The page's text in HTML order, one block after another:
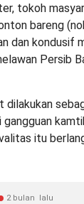
tokoh
bareng
dan kondusif
Persib
dilakukan
itu
2 bulan lalu